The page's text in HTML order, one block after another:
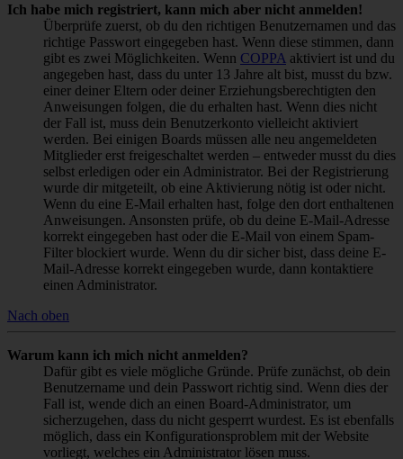
Ich habe mich registriert, kann mich aber nicht anmelden!
Überprüfe zuerst, ob du den richtigen Benutzernamen und das
richtige Passwort eingegeben hast. Wenn diese stimmen, dann
gibt es zwei Möglichkeiten. Wenn COPPA aktiviert ist und du
angegeben hast, dass du unter 13 Jahre alt bist, musst du bzw.
einer deiner Eltern oder deiner Erziehungsberechtigten den
Anweisungen folgen, die du erhalten hast. Wenn dies nicht
der Fall ist, muss dein Benutzerkonto vielleicht aktiviert
werden. Bei einigen Boards müssen alle neu angemeldeten
Mitglieder erst freigeschaltet werden – entweder musst du dies
selbst erledigen oder ein Administrator. Bei der Registrierung
wurde dir mitgeteilt, ob eine Aktivierung nötig ist oder nicht.
Wenn du eine E-Mail erhalten hast, folge den dort enthaltenen
Anweisungen. Ansonsten prüfe, ob du deine E-Mail-Adresse
korrekt eingegeben hast oder die E-Mail von einem Spam-
Filter blockiert wurde. Wenn du dir sicher bist, dass deine E-
Mail-Adresse korrekt eingegeben wurde, dann kontaktiere
einen Administrator.
Nach oben
Warum kann ich mich nicht anmelden?
Dafür gibt es viele mögliche Gründe. Prüfe zunächst, ob dein
Benutzername und dein Passwort richtig sind. Wenn dies der
Fall ist, wende dich an einen Board-Administrator, um
sicherzugehen, dass du nicht gesperrt wurdest. Es ist ebenfalls
möglich, dass ein Konfigurationsproblem mit der Website
vorliegt, welches ein Administrator lösen muss.